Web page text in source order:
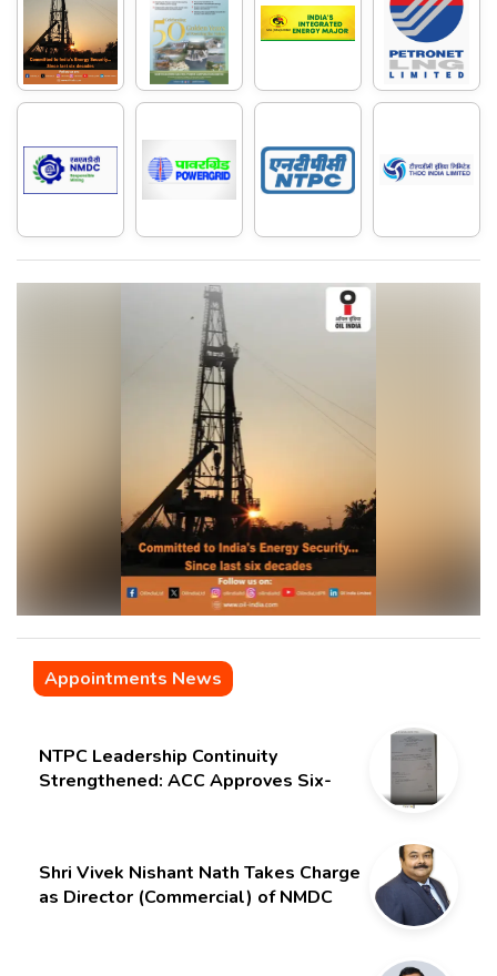
Appointments News
NTPC Leadership Continuity
Strengthened: ACC Approves Six-
Shri Vivek Nishant Nath Takes Charge
as Director (Commercial) of NMDC